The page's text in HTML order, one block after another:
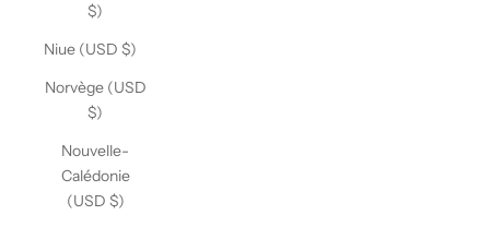
$)
Niue (USD $)
Norvège (USD
$)
Nouvelle-
Calédonie
(USD $)